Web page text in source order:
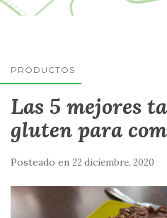
PRODUCTOS
Las 5 mejores
gluten para
Posteado en 22 diciembre, 2020